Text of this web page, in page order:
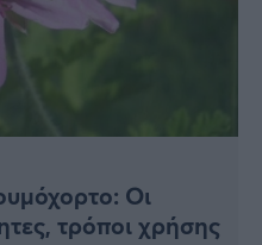
Οι
τρόποι χρήσης